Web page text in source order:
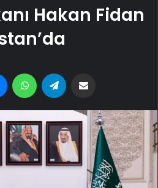
Hakan Fidan
MessengerWhatsApp